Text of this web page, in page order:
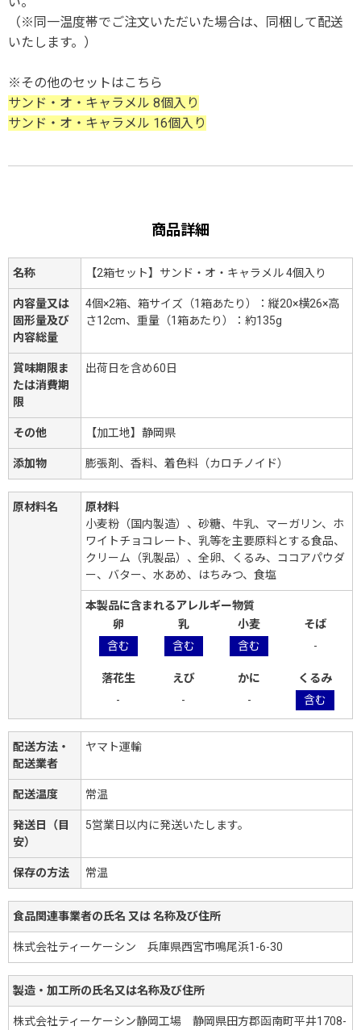
（※同一温度帯でご注文いただいた場合は、同梱して配送
いたします。）
※その他のセットはこちら
サンド・オ・キャラメル 8個入り
サンド・オ・キャラメル 16個入り
商品詳細
名称 【2箱セット】サンド・オ・キャラメル 4個入り
内容量又は
固形量及び
内容総量
4個×2箱、箱サイズ（1箱あたり）：縦20×横26×高
さ12cm、重量（1箱あたり）：約135g
賞味期限ま
たは消費期
限
出荷日を含め60日
その他 【加工地】静岡県
添加物 膨張剤、香料、着色料（カロチノイド）
原材料名
原材料
小麦粉（国内製造）、砂糖、牛乳、マーガリン、ホ
ワイトチョコレート、乳等を主要原料とする食品、
クリーム（乳製品）、全卵、くるみ、ココアパウダ
ー、バター、水あめ、はちみつ、食塩
本製品に含まれるアレルギー物質
卵
乳 小麦
そば
含む
含む 含む -
落花生 えび かに
くるみ
-
- - 含む
配送方法・
配送業者
ヤマト運輸
配送温度 常温
発送日（目
安）
5営業日以内に発送いたします。
保存の方法 常温
食品関連事業者の氏名 又は 名称及び住所
株式会社ティーケーシン 兵庫県西宮市鳴尾浜1-6-30
製造・加工所の氏名又は名称及び住所
株式会社ティーケーシン静岡工場 静岡県田方郡函南町平井1708-